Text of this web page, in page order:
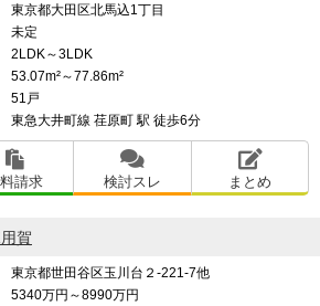
東京都大田区北馬込1丁目
未定
2LDK～3LDK
53.07m²～77.86m²
51戸
東急大井町線 荏原町 駅 徒歩6分
請求 検討スレ まとめ
賀
東京都世田谷区玉川台２-221-7他
5340万円～8990万円